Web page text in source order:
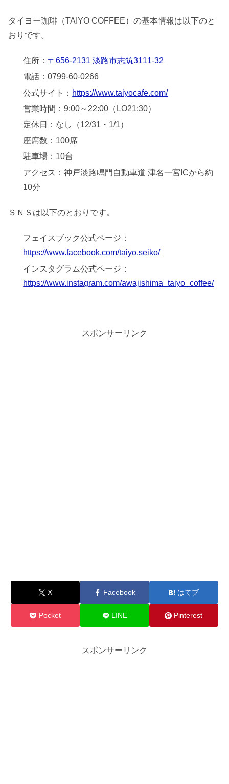
タイヨー珈琲（TAIYO COFFEE）の基本情報は以下のと
おりです。
住所： 〒656-2131 淡路市志筑3111-32
電話：0799-60-0266
公式サイト： https://www.taiyocafe.com/
営業時間：9:00～22:00（LO21:30）
定休日：なし（12/31・1/1）
座席数：100席
駐車場：10台
アクセス：神戸淡路鳴門自動車道 津名一宮ICから約
10分
ＳＮＳは以下のとおりです。
フェイスブック公式ページ：
https://www.facebook.com/taiyo.seiko/
インスタグラム公式ページ：
https://www.instagram.com/awajishima_taiyo_coffee/
スポンサーリンク
X Facebook はてブ
Pocket LINE Pinterest
スポンサーリンク